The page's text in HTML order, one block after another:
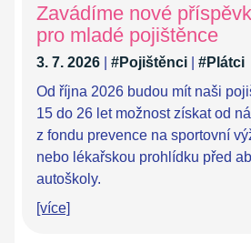
Zavádíme nové
pro mladé pojištěnce
3. 7. 2026 #Pojištěnci
#Plátci
Od října 2026 budou mít naši
15 do 26 let možnost získat od
z fondu prevence na sportovní
nebo lékařskou prohlídku před
autoškoly.
[více]